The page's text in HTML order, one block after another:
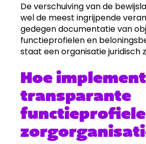
De verschuiving van de
wel de meest ingrijpende
gedegen documentatie van
functieprofielen en
staat een organisatie juridisch
Hoe
transparante